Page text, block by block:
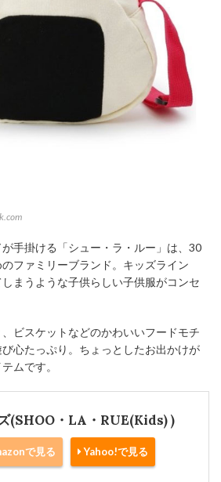
手掛ける「シュー・ラ・ルー」は、30
ファミリーブランド。キッズライン
まうような子供らしい子供服がコンセ
ビスケットなどのかわいいフードモチ
心たっぷり。ちょっとしたお出かけが
ムです。
(SHOO・LA・RUE(Kids) )
で見る Yahoo!で見る